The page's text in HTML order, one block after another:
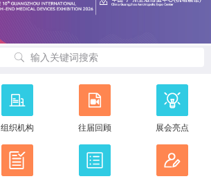
输入关键词搜索
组织机构 往届回顾 展会亮点